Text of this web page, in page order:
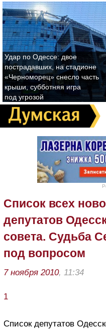
Удар по Одессе: двое
пострадавших, на стадионе
«Черноморец» снесло часть
крыши, субботняя игра
под угрозой
Список всех
депутатов
совета. Судьба
под вопросом
7 ноября 2010, 11:34
1
Список депутатов